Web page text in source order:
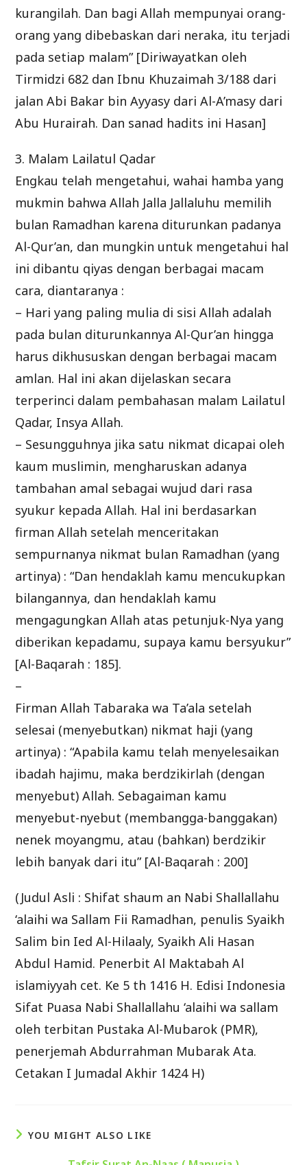
kurangilah. Dan bagi Allah mempunyai orang-
orang yang dibebaskan dari neraka, itu terjadi
pada setiap malam” [Diriwayatkan oleh
Tirmidzi 682 dan Ibnu Khuzaimah 3/188 dari
jalan Abi Bakar bin Ayyasy dari Al-A’masy dari
Abu Hurairah. Dan sanad hadits ini Hasan]
3. Malam Lailatul Qadar
Engkau telah mengetahui, wahai hamba yang
mukmin bahwa Allah Jalla Jallaluhu memilih
bulan Ramadhan karena diturunkan padanya
Al-Qur’an, dan mungkin untuk mengetahui hal
ini dibantu qiyas dengan berbagai macam
cara, diantaranya :
– Hari yang paling mulia di sisi Allah adalah
pada bulan diturunkannya Al-Qur’an hingga
harus dikhususkan dengan berbagai macam
amlan. Hal ini akan dijelaskan secara
terperinci dalam pembahasan malam Lailatul
Qadar, Insya Allah.
– Sesungguhnya jika satu nikmat dicapai oleh
kaum muslimin, mengharuskan adanya
tambahan amal sebagai wujud dari rasa
syukur kepada Allah. Hal ini berdasarkan
firman Allah setelah menceritakan
sempurnanya nikmat bulan Ramadhan (yang
artinya) : “Dan hendaklah kamu mencukupkan
bilangannya, dan hendaklah kamu
mengagungkan Allah atas petunjuk-Nya yang
diberikan kepadamu, supaya kamu bersyukur”
[Al-Baqarah : 185].
–
Firman Allah Tabaraka wa Ta’ala setelah
selesai (menyebutkan) nikmat haji (yang
artinya) : “Apabila kamu telah menyelesaikan
ibadah hajimu, maka berdzikirlah (dengan
menyebut) Allah. Sebagaiman kamu
menyebut-nyebut (membangga-banggakan)
nenek moyangmu, atau (bahkan) berdzikir
lebih banyak dari itu” [Al-Baqarah : 200]
(Judul Asli : Shifat shaum an Nabi Shallallahu
‘alaihi wa Sallam Fii Ramadhan, penulis Syaikh
Salim bin Ied Al-Hilaaly, Syaikh Ali Hasan
Abdul Hamid. Penerbit Al Maktabah Al
islamiyyah cet. Ke 5 th 1416 H. Edisi Indonesia
Sifat Puasa Nabi Shallallahu ‘alaihi wa sallam
oleh terbitan Pustaka Al-Mubarok (PMR),
penerjemah Abdurrahman Mubarak Ata.
Cetakan I Jumadal Akhir 1424 H)
YOU MIGHT ALSO LIKE